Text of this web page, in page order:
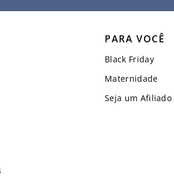
PARA VOCÊ
Black Friday
Maternidade
Seja um Afiliado